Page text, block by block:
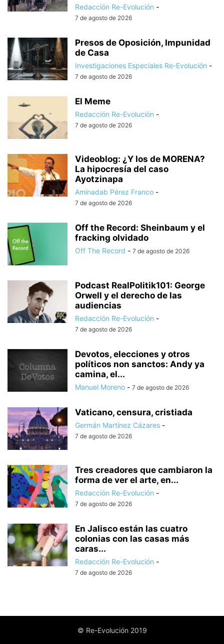
Redacción Re-Evolución -
7 de agosto de 2026
Presos de Oposición, Impunidad
de Casa
Investigaciones Especiales Re-Evolución -
7 de agosto de 2026
El Meme
Redacción Re-Evolución -
7 de agosto de 2026
Videoblog: ¿Y los de MORENA?
La hipocresía del caso
Ayotzinapa
Aminadab Pérez Franco -
7 de agosto de 2026
Off the Record: Sheinbaum y el
fracking olvidado
Off The Record - 7 de agosto de 2026
Podcast RealPolitik101: George
Orwell y el derecho de las
audiencias
Redacción Re-Evolución -
7 de agosto de 2026
Devotos, elecciones y otros
políticos non sanctos: Andy ya
camina, el...
Manuel Moreno - 7 de agosto de 2026
Vaticano, censura, cristiada
Germán Martínez Cázares -
7 de agosto de 2026
Tres creadores que cambiaron la
forma de ver el arte, en...
Redacción Re-Evolución -
7 de agosto de 2026
En Jalisco están las cuatro
colonias con las casas más
caras...
Redacción Re-Evolución -
7 de agosto de 2026
© Re-Evolución 2019